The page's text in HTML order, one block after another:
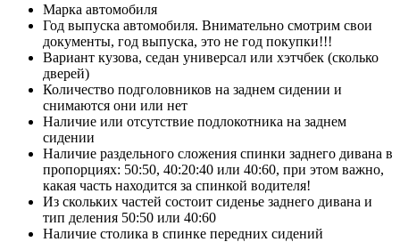
Марка автомобиля
Год выпуска автомобиля. Внимательно смотрим свои
документы, год выпуска, это не год покупки!!!
Вариант кузова, седан универсал или хэтчбек (сколько
дверей)
Количество подголовников на заднем сидении и
снимаются они или нет
Наличие или отсутствие подлокотника на заднем
сидении
Наличие раздельного сложения спинки заднего дивана в
пропорциях: 50:50, 40:20:40 или 40:60, при этом важно,
какая часть находится за спинкой водителя!
Из скольких частей состоит сиденье заднего дивана и
тип деления 50:50 или 40:60
Наличие столика в спинке передних сидений